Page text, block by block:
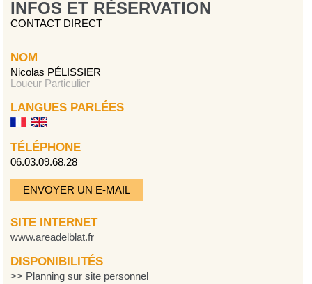
INFOS ET RÉSERVATION
CONTACT DIRECT
NOM
Nicolas PÉLISSIER
Loueur Particulier
LANGUES PARLÉES
TÉLÉPHONE
06.03.09.68.28
ENVOYER UN E-MAIL
SITE INTERNET
www.areadelblat.fr
DISPONIBILITÉS
>> Planning sur site personnel